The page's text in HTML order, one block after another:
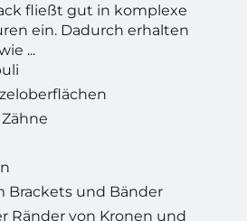
fließt gut in komplexe
ein. Dadurch erhalten
...
Brackets und Bänder
Ränder von Kronen und